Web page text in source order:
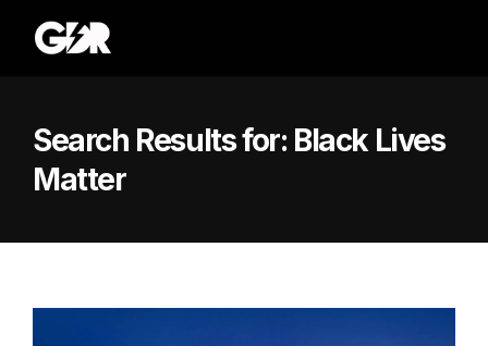
Search Results for: Black Lives
Matter